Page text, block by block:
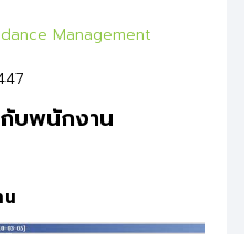
Management
กับพนักงาน
น